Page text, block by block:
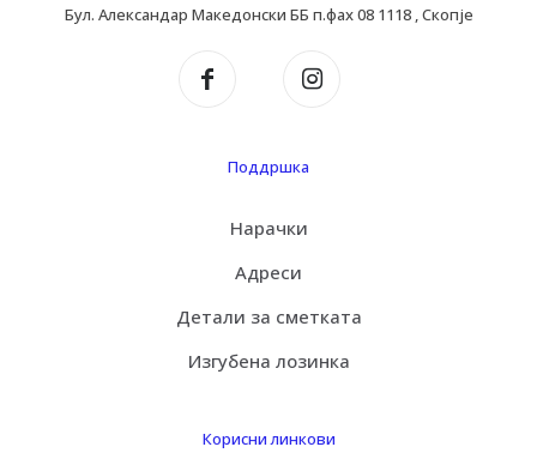
Бул. Александар Македонски ББ п.фах 08 1118 , Скопје
Поддршка
Нарачки
Адреси
Детали за сметката
Изгубена лозинка
Корисни линкови